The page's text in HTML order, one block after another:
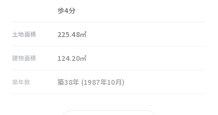
歩4分
土地面積 225.48㎡
建物面積 124.20㎡
築年数 築38年 (1987年10月)